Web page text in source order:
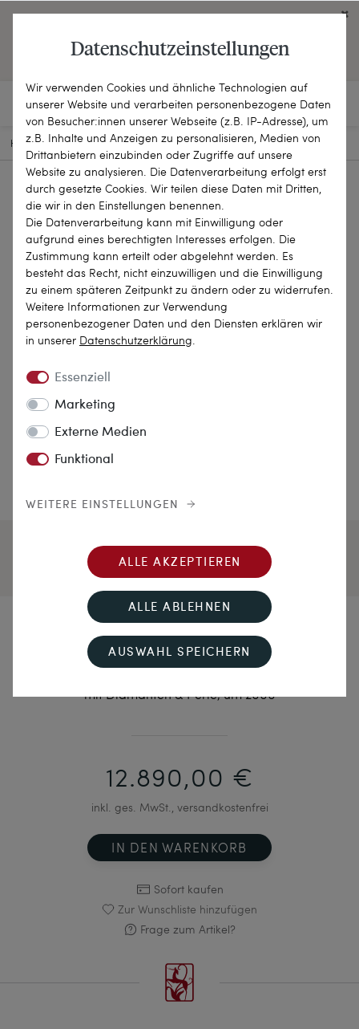
OPEN ENGLISH WEBSITE
HOME SCHMUCKSTÜCKE BROSCHEN & NADELN 22-2169
Zur Weinlese
mit Diamanten & Perle, um 2000
12.890,00 €
inkl. ges. MwSt., versandkostenfrei
IN DEN WARENKORB
Sofort kaufen
Zur Wunschliste hinzufügen
Frage zum Artikel?
Datenschutzeinstellungen
Wir verwenden Cookies und ähnliche Technologien auf
unserer Website und verarbeiten personenbezogene Daten
von Besucher:innen unserer Webseite (z.B. IP-Adresse), um
z.B. Inhalte und Anzeigen zu personalisieren, Medien von
Drittanbietern einzubinden oder Zugriffe auf unsere
Website zu analysieren. Die Datenverarbeitung erfolgt erst
durch gesetzte Cookies. Wir teilen diese Daten mit Dritten,
die wir in den Einstellungen benennen.
Die Datenverarbeitung kann mit Einwilligung oder
aufgrund eines berechtigten Interesses erfolgen. Die
Zustimmung kann erteilt oder abgelehnt werden. Es
besteht das Recht, nicht einzuwilligen und die Einwilligung
zu einem späteren Zeitpunkt zu ändern oder zu widerrufen.
Weitere Informationen zur Verwendung
personenbezogener Daten und den Diensten erklären wir
in unserer Daten­schutz­erklärung.
Essenziell
Marketing
Externe Medien
Funktional
WEITERE EINSTELLUNGEN
ALLE AKZEPTIEREN
ALLE ABLEHNEN
AUSWAHL SPEICHERN